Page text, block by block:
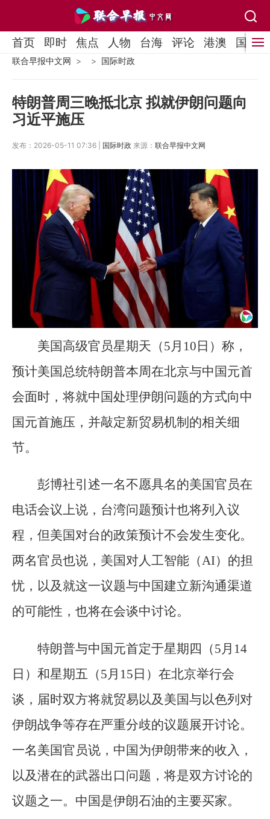
首页 即时 焦点 人物 台海 评论 港澳 国际
联合早报中文网 国际时政
特朗普周三晚抵北京 拟就伊朗问题向
习近平施压
发布：2026-05-11 07:36 | 国际时政 来源： 联合早报中文网
美国高级官员星期天（5月10日）称，
预计美国总统特朗普本周在北京与中国元首
会面时，将就中国处理伊朗问题的方式向中
国元首施压，并敲定新贸易机制的相关细
节。
彭博社引述一名不愿具名的美国官员在
电话会议上说，台湾问题预计也将列入议
程，但美国对台的政策预计不会发生变化。
两名官员也说，美国对人工智能（AI）的担
忧，以及就这一议题与中国建立新沟通渠道
的可能性，也将在会谈中讨论。
特朗普与中国元首定于星期四（5月14
日）和星期五（5月15日）在北京举行会
谈，届时双方将就贸易以及美国与以色列对
伊朗战争等存在严重分歧的议题展开讨论。
一名美国官员说，中国为伊朗带来的收入，
以及潜在的武器出口问题，将是双方讨论的
议题之一。中国是伊朗石油的主要买家。